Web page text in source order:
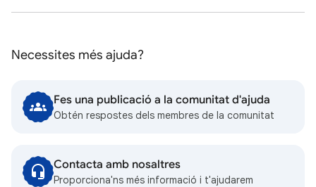
Necessites més ajuda?
Fes una publicació a la comunitat d'ajuda
Obtén respostes dels membres de la comunitat
Contacta amb nosaltres
Proporciona'ns més informació i t'ajudarem